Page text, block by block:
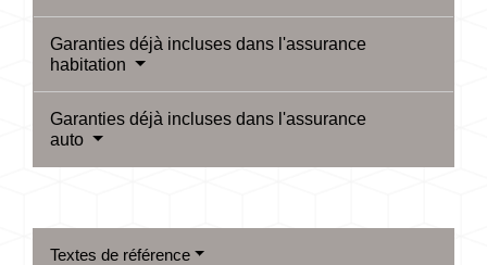
Garanties déjà incluses dans l'assurance
habitation
Garanties déjà incluses dans l'assurance
auto
Textes de référence